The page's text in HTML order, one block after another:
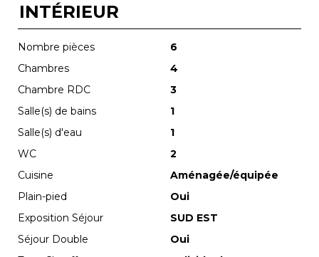
INTÉRIEUR
Nombre pièces
6
Chambres
4
Chambre RDC
3
Salle(s) de bains
1
Salle(s) d'eau
1
WC
2
Cuisine
Aménagée/équipée
Plain-pied
Oui
Exposition Séjour
SUD EST
Séjour Double
Oui